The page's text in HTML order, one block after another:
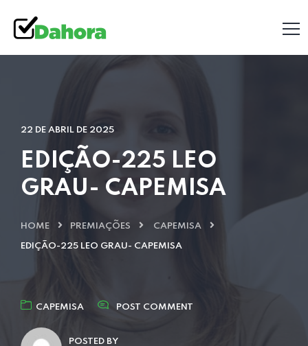
22 DE ABRIL DE 2025
EDIÇÃO-225 LEO
GRAU- CAPEMISA
HOME PREMIAÇÕES CAPEMISA
EDIÇÃO-225 LEO GRAU- CAPEMISA
CAPEMISA POST COMMENT
POSTED BY